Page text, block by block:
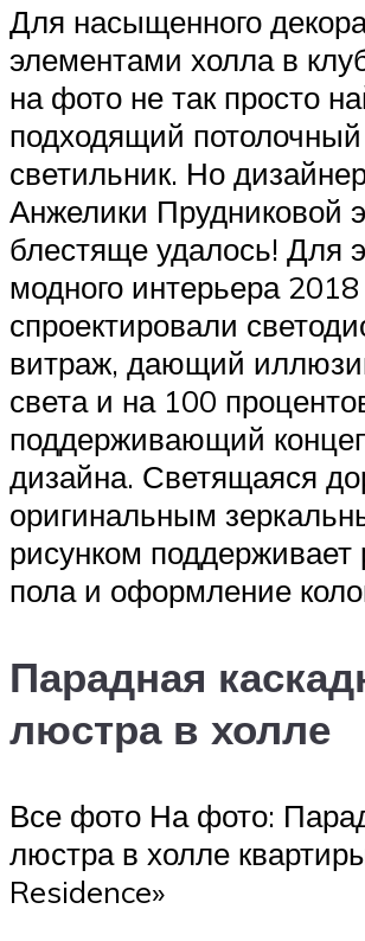
Для насыщенного
элементами холла в
на фото не так просто
подходящий потолочный
светильник. Но
Анжелики Прудниковой
блестяще удалось! Для
модного интерьера 2018
спроектировали
витраж, дающий
света и на 100
поддерживающий
дизайна. Светящаяся
оригинальным
рисунком поддерживает
пола и оформление
Парадная
люстра в холле
Все фото На фото:
люстра в холле
Residence»